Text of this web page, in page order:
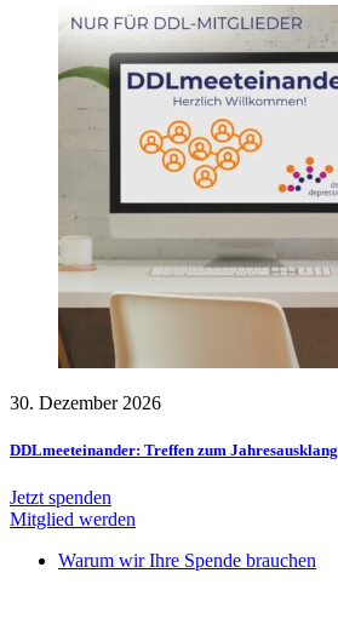
30. Dezember 2026
DDLmeeteinander: Treffen zum Jahresausklang
Jetzt spenden
Mitglied werden
Warum wir Ihre Spende brauchen